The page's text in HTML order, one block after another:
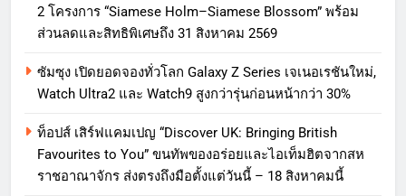
2 โครงการ “Siamese Holm–Siamese Blossom” พร้อม
ส่วนลดและสิทธิพิเศษถึง 31 สิงหาคม 2569
ซัมซุง เปิดยอดจองทั่วโลก Galaxy Z Series เจเนอเรชันใหม่,
Watch Ultra2 และ Watch9 สูงกว่ารุ่นก่อนหน้ากว่า 30%
ท็อปส์ เสิร์ฟแคมเปญ “Discover UK: Bringing British
Favourites to You” ขนทัพของอร่อยและไอเท็มฮิตจากสห
ราชอาณาจักร ส่งตรงถึงมือตั้งแต่วันนี้ – 18 สิงหาคมนี้